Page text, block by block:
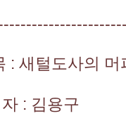
: 새털도사의 머
: 김용구